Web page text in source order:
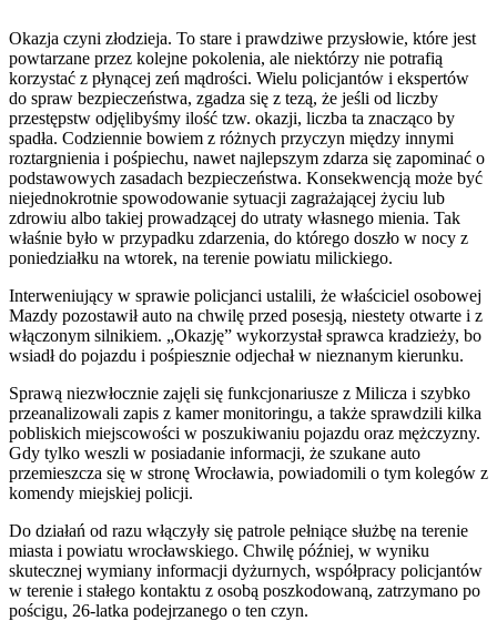
Okazja czyni złodzieja. To stare i prawdziwe przysłowie, które jest
powtarzane przez kolejne pokolenia, ale niektórzy nie potrafią
korzystać z płynącej zeń mądrości. Wielu policjantów i ekspertów
do spraw bezpieczeństwa, zgadza się z tezą, że jeśli od liczby
przestępstw odjęlibyśmy ilość tzw. okazji, liczba ta znacząco by
spadła. Codziennie bowiem z różnych przyczyn między innymi
roztargnienia i pośpiechu, nawet najlepszym zdarza się zapominać o
podstawowych zasadach bezpieczeństwa. Konsekwencją może być
niejednokrotnie spowodowanie sytuacji zagrażającej życiu lub
zdrowiu albo takiej prowadzącej do utraty własnego mienia. Tak
właśnie było w przypadku zdarzenia, do którego doszło w nocy z
poniedziałku na wtorek, na terenie powiatu milickiego.
Interweniujący w sprawie policjanci ustalili, że właściciel osobowej
Mazdy pozostawił auto na chwilę przed posesją, niestety otwarte i z
włączonym silnikiem. „Okazję” wykorzystał sprawca kradzieży, bo
wsiadł do pojazdu i pośpiesznie odjechał w nieznanym kierunku.
Sprawą niezwłocznie zajęli się funkcjonariusze z Milicza i szybko
przeanalizowali zapis z kamer monitoringu, a także sprawdzili kilka
pobliskich miejscowości w poszukiwaniu pojazdu oraz mężczyzny.
Gdy tylko weszli w posiadanie informacji, że szukane auto
przemieszcza się w stronę Wrocławia, powiadomili o tym kolegów z
komendy miejskiej policji.
Do działań od razu włączyły się patrole pełniące służbę na terenie
miasta i powiatu wrocławskiego. Chwilę później, w wyniku
skutecznej wymiany informacji dyżurnych, współpracy policjantów
w terenie i stałego kontaktu z osobą poszkodowaną, zatrzymano po
pościgu, 26-latka podejrzanego o ten czyn.